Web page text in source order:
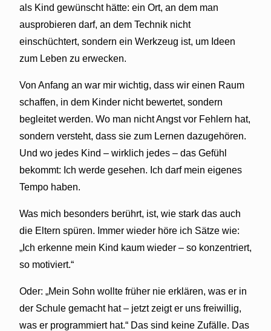
als Kind gewünscht hätte: ein Ort, an dem man
ausprobieren darf, an dem Technik nicht
einschüchtert, sondern ein Werkzeug ist, um Ideen
zum Leben zu erwecken.
Von Anfang an war mir wichtig, dass wir einen Raum
schaffen, in dem Kinder nicht bewertet, sondern
begleitet werden. Wo man nicht Angst vor Fehlern hat,
sondern versteht, dass sie zum Lernen dazugehören.
Und wo jedes Kind – wirklich jedes – das Gefühl
bekommt: Ich werde gesehen. Ich darf mein eigenes
Tempo haben.
Was mich besonders berührt, ist, wie stark das auch
die Eltern spüren. Immer wieder höre ich Sätze wie:
„Ich erkenne mein Kind kaum wieder – so konzentriert,
so motiviert.“
Oder: „Mein Sohn wollte früher nie erklären, was er in
der Schule gemacht hat – jetzt zeigt er uns freiwillig,
was er programmiert hat.“ Das sind keine Zufälle. Das